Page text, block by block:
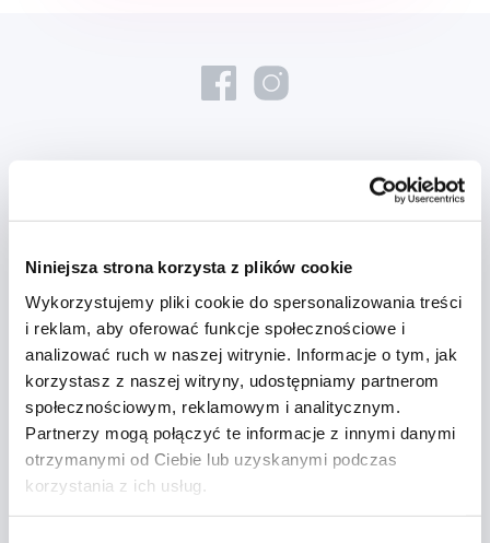
Niniejsza strona korzysta z plików cookie
Wykorzystujemy pliki cookie do spersonalizowania treści
i reklam, aby oferować funkcje społecznościowe i
analizować ruch w naszej witrynie. Informacje o tym, jak
korzystasz z naszej witryny, udostępniamy partnerom
społecznościowym, reklamowym i analitycznym.
Partnerzy mogą połączyć te informacje z innymi danymi
otrzymanymi od Ciebie lub uzyskanymi podczas
korzystania z ich usług.
Chcę otrzymywać informacje o nowościach i ofertach specjalnych i
wyrażam zgodę naprzetwarzanie danych osobowychw tym celu.